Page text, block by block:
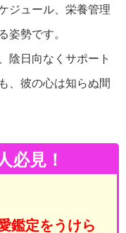
ジュール、栄養管理
姿勢です。
陰日向なくサポート
、彼の心は知らぬ間
必見！
鑑定をうけら